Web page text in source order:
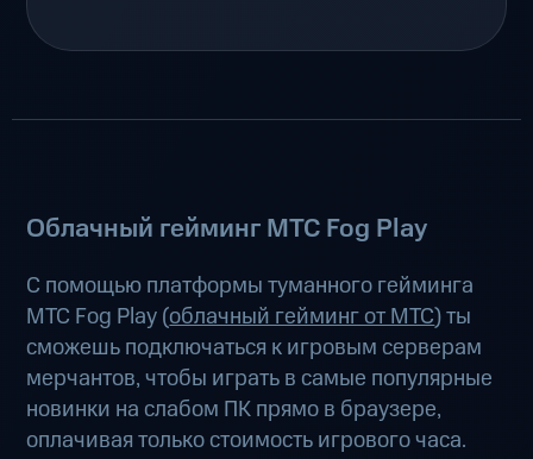
Облачный гейминг МТС Fog Play
С помощью платформы туманного гейминга
МТС Fog Play (облачный гейминг от МТС) ты
сможешь подключаться к игровым серверам
мерчантов, чтобы играть в самые популярные
новинки на слабом ПК прямо в браузере,
оплачивая только стоимость игрового часа.